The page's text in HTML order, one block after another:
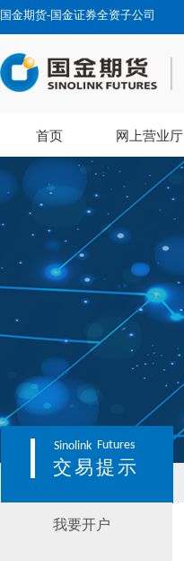
国金期货-国金证券全资子公司
首页 网上营业厅
Sinolink Futures
交易提示
我要开户